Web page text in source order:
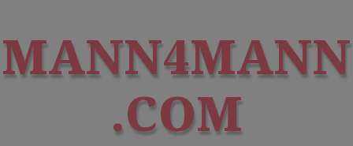
i
p
o
c
MANN4MANN
.COM